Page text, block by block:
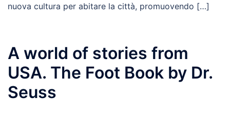
nuova cultura per abitare la città, promuovendo […]
A world of stories from
USA. The Foot Book by Dr.
Seuss